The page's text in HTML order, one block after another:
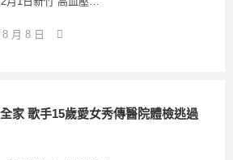
月 8 日
家 歌手15歲愛女秀傳醫院體檢逃過